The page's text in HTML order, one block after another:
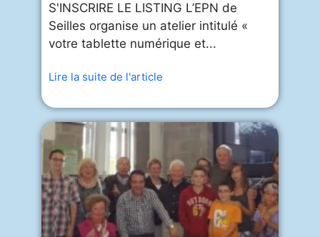
S'INSCRIRE LE LISTING L’EPN de
Seilles organise un atelier intitulé «
votre tablette numérique et...
Lire la suite de l'article